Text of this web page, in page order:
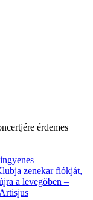
érdemes
zenekar fiókját,
a levegőben –